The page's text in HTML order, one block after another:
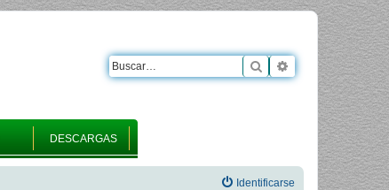
DESCARGAS
Buscar Búsqueda
Identificarse